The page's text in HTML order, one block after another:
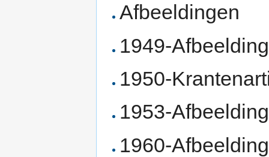
Afbeeldingen
1949-
1950-
1953-
1960-